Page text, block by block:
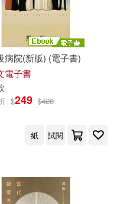
文(14)
病院(新版) (電子書)
電子書
$249 $420
紙 試閱